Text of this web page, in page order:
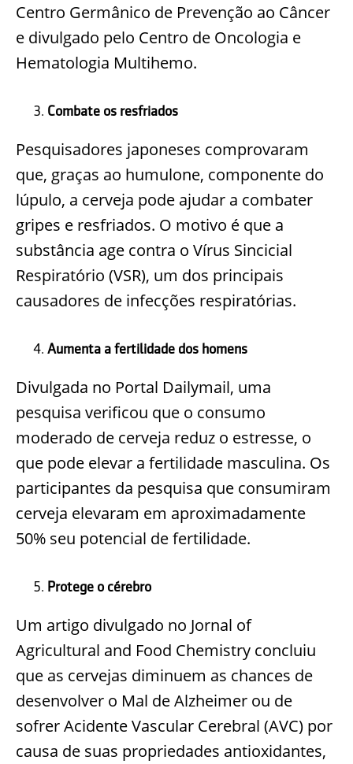
Centro Germânico de Prevenção ao Câncer
e divulgado pelo Centro de Oncologia e
Hematologia Multihemo.
Combate os resfriados
Pesquisadores japoneses comprovaram
que, graças ao humulone, componente do
lúpulo, a cerveja pode ajudar a combater
gripes e resfriados. O motivo é que a
substância age contra o Vírus Sincicial
Respiratório (VSR), um dos principais
causadores de infecções respiratórias.
Aumenta a fertilidade dos homens
Divulgada no Portal Dailymail, uma
pesquisa verificou que o consumo
moderado de cerveja reduz o estresse, o
que pode elevar a fertilidade masculina. Os
participantes da pesquisa que consumiram
cerveja elevaram em aproximadamente
50% seu potencial de fertilidade.
Protege o cérebro
Um artigo divulgado no Jornal of
Agricultural and Food Chemistry concluiu
que as cervejas diminuem as chances de
desenvolver o Mal de Alzheimer ou de
sofrer Acidente Vascular Cerebral (AVC) por
causa de suas propriedades antioxidantes,